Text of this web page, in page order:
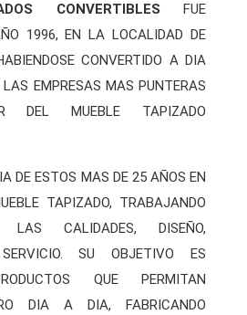
CONVERTIBLES
FUE
1996, EN LA LOCALIDAD DE
CONVERTIDO A DIA
EMPRESAS MAS PUNTERAS
DEL MUEBLE TAPIZADO
DE ESTOS MAS DE 25 AÑOS EN
TAPIZADO, TRABAJANDO
LAS CALIDADES, DISEÑO,
SU OBJETIVO ES
QUE PERMITAN
DIA A DIA, FABRICANDO